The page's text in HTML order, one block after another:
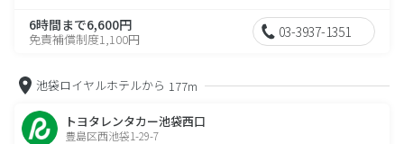
6時間まで6,600円
免責補償制度1,100円 03-3937-1351
池袋ロイヤルホテルから 177m
トヨタレンタカー池袋西口
豊島区西池袋1-29-7